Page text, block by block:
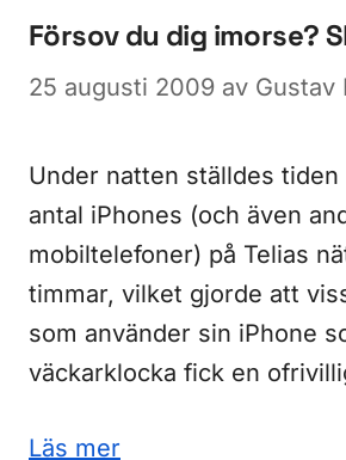
Försov du dig imorse?
25 augusti 2009 av Gustav
Under natten ställdes
antal iPhones (och även
mobiltelefoner) på Telias
timmar, vilket gjorde att
som använder sin iPhone
väckarklocka fick en
Läs mer